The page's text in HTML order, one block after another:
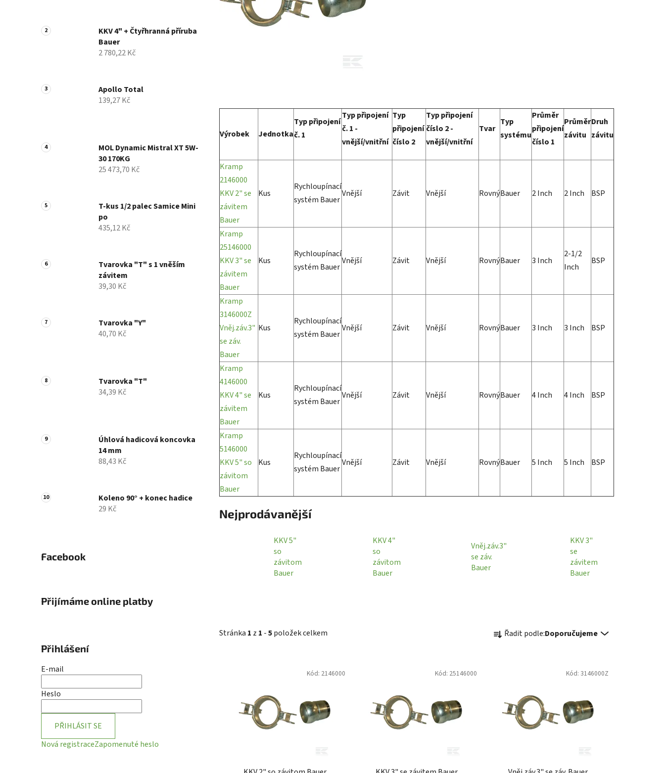
KKV 4" + Čtyřhranná příruba
Bauer
2 780,22 Kč
Apollo Total
139,27 Kč
MOL Dynamic Mistral XT 5W-
30 170KG
25 473,70 Kč
T-kus 1/2 palec Samice Mini
po
435,12 Kč
Tvarovka "T" s 1 vněším
závitem
39,30 Kč
Tvarovka "Y"
40,70 Kč
Tvarovka "T"
34,39 Kč
Úhlová hadicová koncovka
14 mm
88,43 Kč
Koleno 90° + konec hadice
29 Kč
Facebook
Přijímáme online platby
Přihlášení
E-mail
Heslo
PŘIHLÁSIT SE
Nová registraceZapomenuté heslo
Výrobek Jednotka
Typ připojení
č. 1
Typ připojení
č. 1 -
vnější/vnitřní
Typ
připojení
číslo 2
Typ připojení
číslo 2 -
vnější/vnitřní
Tvar
Typ
systému
Průměr
připojení
číslo 1
Průměr
závitu
Druh
závitu
Kramp
2146000
KKV 2" se
závitem
Bauer
Kus
Rychloupínací
systém Bauer
Vnější Závit Vnější RovnýBauer 2 Inch 2 Inch BSP
Kramp
25146000
KKV 3" se
závitem
Bauer
Kus
Rychloupínací
systém Bauer
Vnější Závit Vnější RovnýBauer 3 Inch
2-1/2
Inch
BSP
Kramp
3146000Z
Vněj.záv.3"
se záv.
Bauer
Kus
Rychloupínací
systém Bauer
Vnější Závit Vnější RovnýBauer 3 Inch 3 Inch BSP
Kramp
4146000
KKV 4" se
závitem
Bauer
Kus
Rychloupínací
systém Bauer
Vnější Závit Vnější RovnýBauer 4 Inch 4 Inch BSP
Kramp
5146000
KKV 5" so
závitom
Bauer
Kus
Rychloupínací
systém Bauer
Vnější Závit Vnější RovnýBauer 5 Inch 5 Inch BSP
Nejprodávanější
KKV 5"
so
závitom
Bauer
KKV 4"
so
závitom
Bauer
Vněj.záv.3"
se záv.
Bauer
KKV 3"
se
závitem
Bauer
Stránka 1 z 1 -5položek celkem
a Řadit podle:Doporučujeme
Kód: 2146000 Kód: 25146000 Kód: 3146000Z